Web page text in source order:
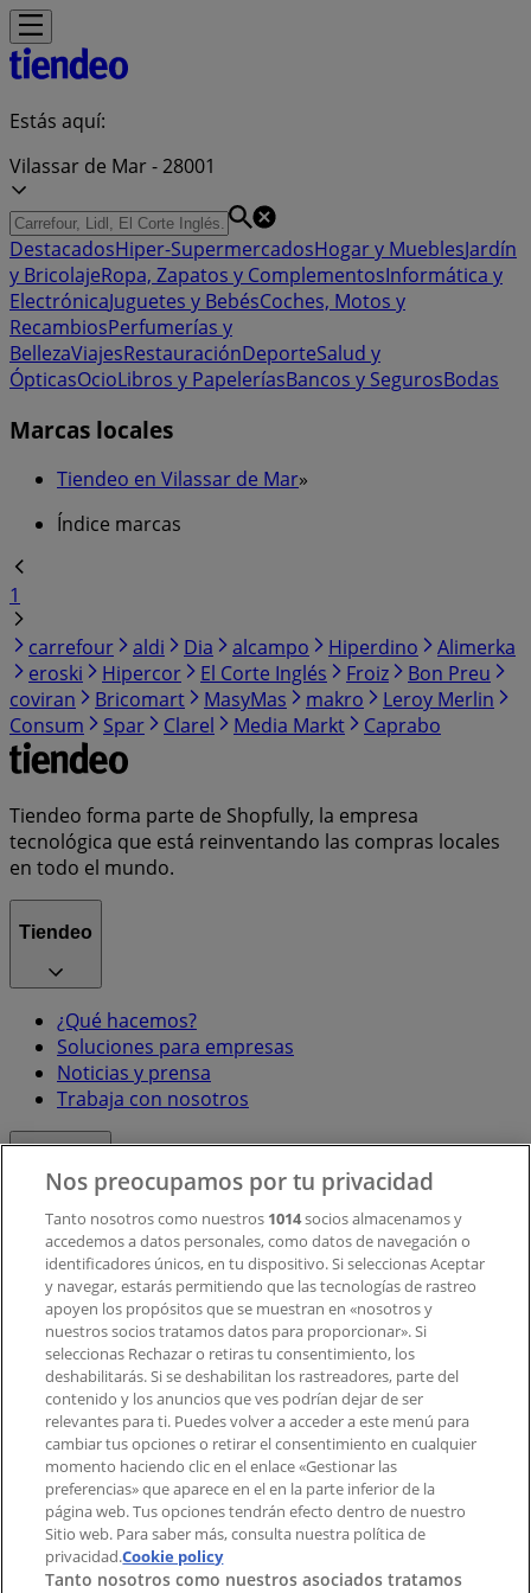
Estás aquí:
Vilassar de Mar - 28001
DestacadosHiper-SupermercadosHogar y MueblesJardín
y BricolajeRopa, Zapatos y ComplementosInformática y
ElectrónicaJuguetes y BebésCoches, Motos y
RecambiosPerfumerías y
BellezaViajesRestauraciónDeporteSalud y
ÓpticasOcioLibros y PapeleríasBancos y SegurosBodas
Marcas locales
Tiendeo en Vilassar de Mar»
Índice marcas
1
carrefour
aldi Dia alcampo Hiperdino
Alimerka
eroski
Hipercor El Corte Inglés Froiz
Bon Preu
coviran
Bricomart MasyMas makro
Leroy Merlin
Consum
Spar Clarel Media Markt Caprabo
Tiendeo forma parte de Shopfully, la empresa
tecnológica que está reinventando las compras locales
en todo el mundo.
Tiendeo
¿Qué hacemos?
Soluciones para empresas
Noticias y prensa
Trabaja con nosotros
Contacto comercial y de marketing
Tienda mal colocada en el mapa
Notificar un folleto
¿Encontraste un problema en la web o en la
aplicación?
Índices
Marcas
Marcas locales
Negocios
Negocios cercanos
Nos preocupamos por tu privacidad
Tanto nosotros como nuestros 1014socios almacenamos y
accedemos a datos personales, como datos de navegación o
identificadores únicos, en tu dispositivo. Si seleccionas Aceptar
y navegar, estarás permitiendo que las tecnologías de rastreo
apoyen los propósitos que se muestran en «nosotros y
nuestros socios tratamos datos para proporcionar». Si
seleccionas Rechazar o retiras tu consentimiento, los
deshabilitarás. Si se deshabilitan los rastreadores, parte del
contenido y los anuncios que ves podrían dejar de ser
relevantes para ti. Puedes volver a acceder a este menú para
cambiar tus opciones o retirar el consentimiento en cualquier
momento haciendo clic en el enlace «Gestionar las
preferencias» que aparece en el en la parte inferior de la
página web. Tus opciones tendrán efecto dentro de nuestro
Sitio web. Para saber más, consulta nuestra política de
privacidad.Cookie policy
Tanto nosotros como nuestros asociados tratamos